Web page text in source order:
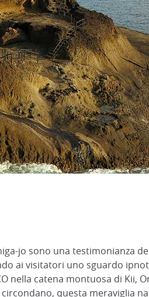
jo sono una testimonianza
ai visitatori uno sguardo
nella catena montuosa di Kii,
questa meraviglia